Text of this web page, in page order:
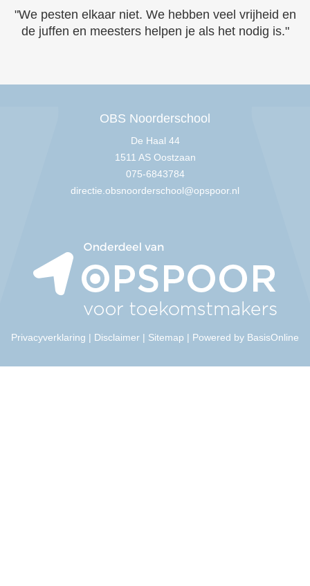
"We pesten elkaar niet. We hebben veel vrijheid en
de juffen en meesters helpen je als het nodig is."
OBS Noorderschool
De Haal 44
1511 AS Oostzaan
075-6843784
directie.obsnoorderschool@opspoor.nl
Privacyverklaring | Disclaimer | Sitemap | Powered by BasisOnline